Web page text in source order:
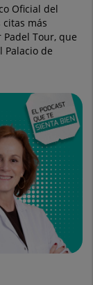
Oficial del
citas más
Tour, que
Palacio de